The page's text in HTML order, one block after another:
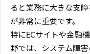
ると業務に大きな支
が非常に重要です。
特にECサイトや金融
野では、システム障